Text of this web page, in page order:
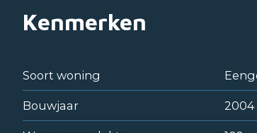
Kenmerken
Soort woning
Bouwjaar 2004